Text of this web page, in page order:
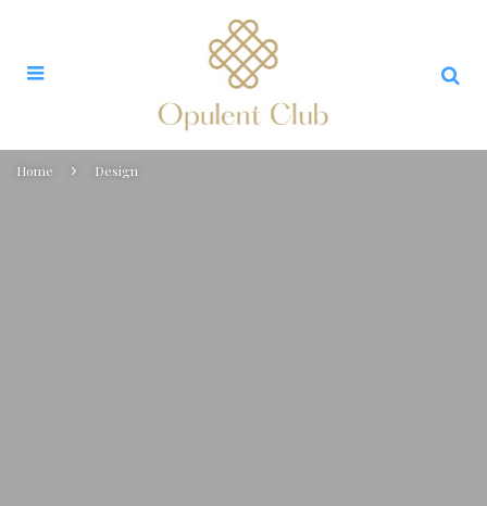
Home Design